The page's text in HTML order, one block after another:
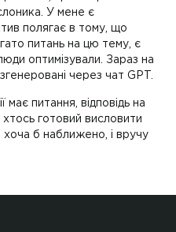
У мене є
полягає в тому, що
питань на цю тему, є
оптимізували. Зараз на
через чат GPT.
має питання, відповідь на
готовий висловити
хоча б наближено, і вручу